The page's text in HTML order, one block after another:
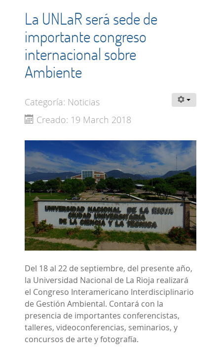
La UNLaR será sede de
importante congreso
internacional sobre
Ambiente
Categoría: Noticias
Creado: 19 March 2018
Del 18 al 22 de septiembre, del presente año,
la Universidad Nacional de La Rioja realizará
el Congreso Interamericano Interdisciplinario
de Gestión Ambiental. Contará con la
presencia de importantes conferencistas,
talleres, videoconferencias, seminarios, y
concursos de arte y fotografía.